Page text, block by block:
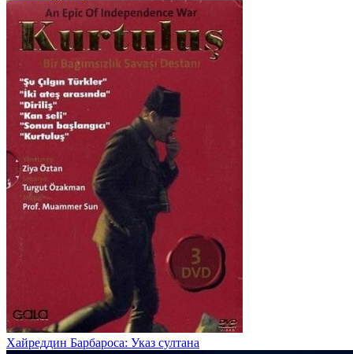
Хайреддин Барбароса: Указ султана